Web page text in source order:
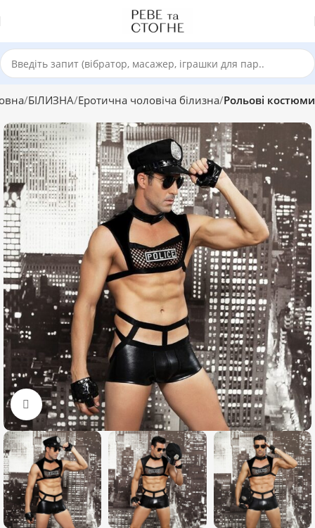
БІЛИЗНА Еротична чоловіча білизна Рольові костюми
Click to enlarge